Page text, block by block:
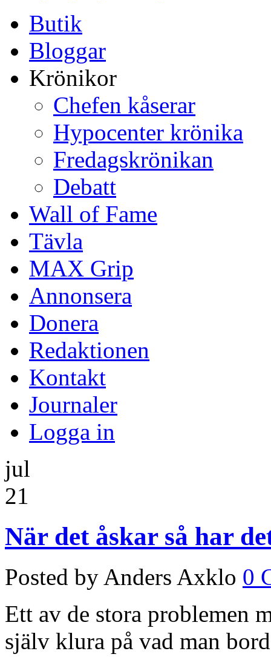
Butik
Bloggar
Krönikor
Chefen kåserar
Hypocenter krönika
Fredagskrönikan
Debatt
Wall of Fame
Tävla
MAX Grip
Annonsera
Donera
Redaktionen
Kontakt
Journaler
Logga in
jul
21
När det åskar så har
Posted by Anders Axklo 0
Ett av de stora problemen
själv klura på vad man